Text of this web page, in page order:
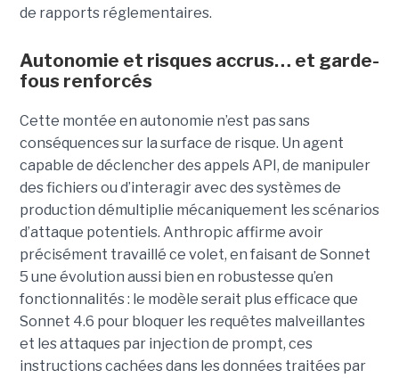
de rapports réglementaires.
Autonomie et risques accrus… et garde-
fous renforcés
Cette montée en autonomie n’est pas sans
conséquences sur la surface de risque. Un agent
capable de déclencher des appels API, de manipuler
des fichiers ou d’interagir avec des systèmes de
production démultiplie mécaniquement les scénarios
d’attaque potentiels. Anthropic affirme avoir
précisément travaillé ce volet, en faisant de Sonnet
5 une évolution aussi bien en robustesse qu’en
fonctionnalités : le modèle serait plus efficace que
Sonnet 4.6 pour bloquer les requêtes malveillantes
et les attaques par injection de prompt, ces
instructions cachées dans les données traitées par